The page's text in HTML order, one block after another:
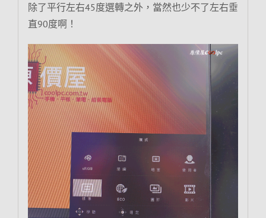
除了平行左右45度選轉之外，當然也少不了左右垂
直90度啊！